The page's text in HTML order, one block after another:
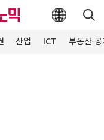
산업 ICT 부동산·